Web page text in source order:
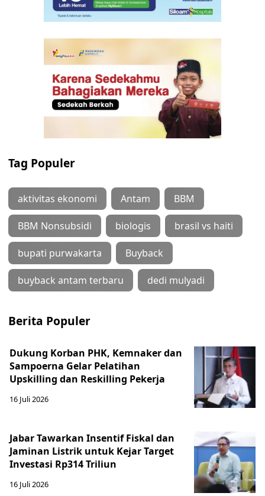
Tag Populer
aktivitas ekonomi Antam BBM
BBM Nonsubsidi biologis brasil vs haiti
bupati purwakarta Buyback
buyback antam terbaru dedi mulyadi
Berita Populer
Dukung Korban PHK, Kemnaker dan
Sampoerna Gelar Pelatihan
Upskilling dan Reskilling Pekerja
16 Juli 2026
Jabar Tawarkan Insentif Fiskal dan
Jaminan Listrik untuk Kejar Target
Investasi Rp314 Triliun
16 Juli 2026